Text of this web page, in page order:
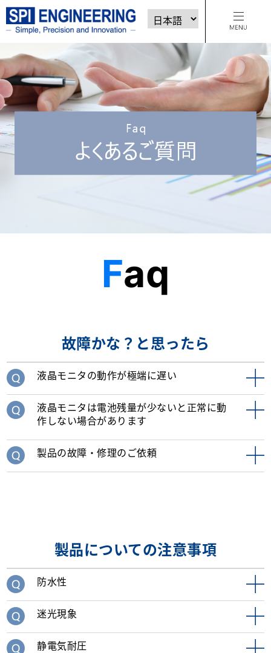
Faq
故障かな？と思ったら
液晶モニタの動作が極端に遅い
液晶モニタは電池残量が少ないと正常に動
作しない場合があります
製品の故障・修理のご依頼
製品についての注意事項
防水性
迷光現象
静電気耐圧